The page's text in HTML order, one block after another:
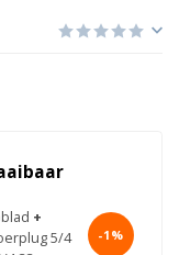
+
5/4
-1%